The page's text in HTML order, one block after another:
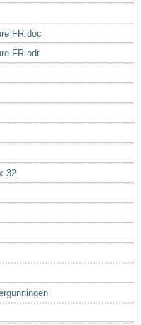
FR.doc
FR.odt
32